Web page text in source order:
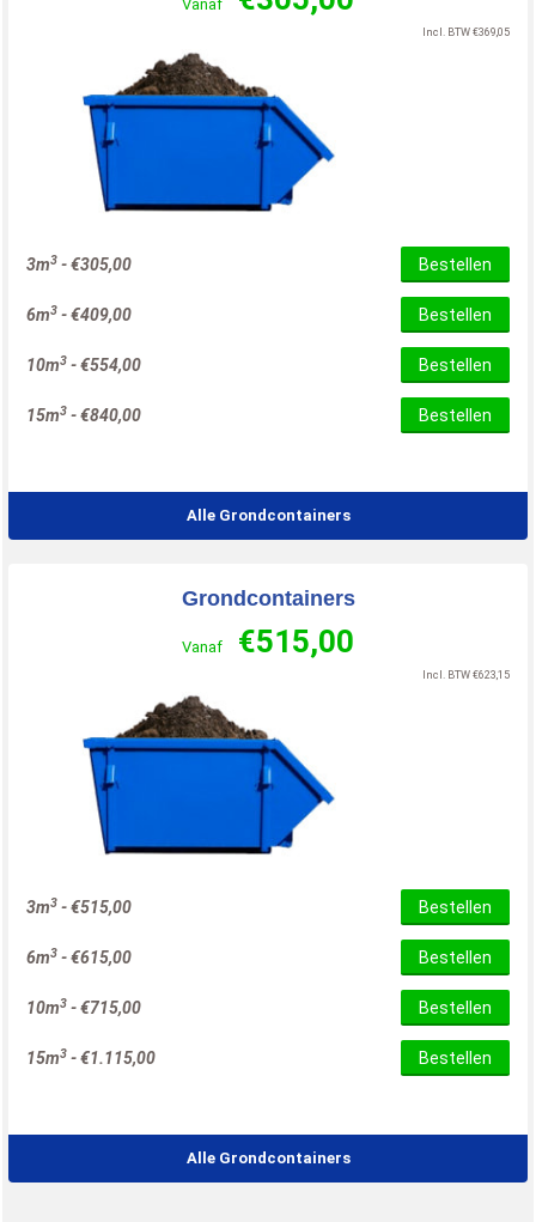
Vanaf
Incl. BTW €369,05
3m3 -€305,00 Bestellen
6m3 -€409,00 Bestellen
10m3 -€554,00 Bestellen
15m3 -€840,00 Bestellen
Alle Grondcontainers
Grondcontainers
Vanaf €515,00
Incl. BTW €623,15
3m3 -€515,00 Bestellen
6m3 -€615,00 Bestellen
10m3 -€715,00 Bestellen
15m3 -€1.115,00 Bestellen
Alle Grondcontainers